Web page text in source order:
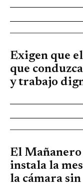
Exigen que
que
y trabajo
El Mañanero
instala la
la cámara